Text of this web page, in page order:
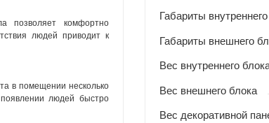
позволяет комфортно
людей приводит к
в помещении несколько
появлении людей быстро
Габариты
Габариты внешнего
Вес внутреннего
Вес внешнего блока
Вес декоративной